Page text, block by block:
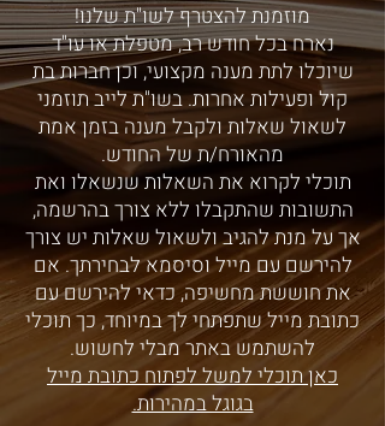
מוזמנת להצטרף לשו"ת שלנו!
נארח בכל חודש רב, מטפלת או עו"ד
שיוכלו לתת מענה מקצועי, וכן חברות בת
קול ופעילות אחרות. בשו"ת לייב תוזמני
לשאול שאלות ולקבל מענה בזמן אמת
מהאורח/ת של החודש.
תוכלי לקרוא את השאלות שנשאלו ואת
התשובות שהתקבלו ללא צורך בהרשמה,
אך על מנת להגיב ולשאול שאלות יש צורך
להירשם עם מייל וסיסמא לבחירתך. אם
את חוששת מחשיפה, כדאי להירשם עם
כתובת מייל שתפתחי לך במיוחד, כך תוכלי
להשתמש באתר מבלי לחשוש.
כאן תוכלי למשל לפתוח כתובת מייל
בגוגל במהירות.